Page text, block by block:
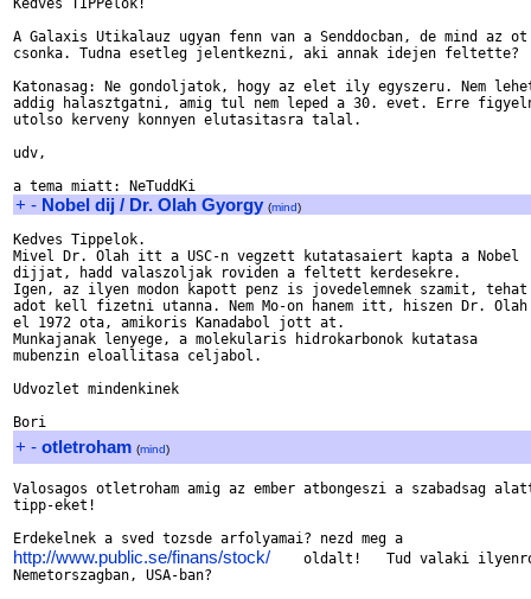
Kedves TIPPelok!
A Galaxis Utikalauz ugyan fenn van a Senddocban, de mind az
csonka. Tudna esetleg jelentkezni, aki annak idejen feltette?
Katonasag: Ne gondoljatok, hogy az elet ily egyszeru. Nem
addig halasztgatni, amig tul nem leped a 30. evet. Erre
utolso kerveny konnyen elutasitasra talal.
udv,
+ - Nobel dij / Dr. Olah Gyorgy (mind)
Kedves Tippelok.
Mivel Dr. Olah itt a USC-n vegzett kutatasaiert kapta a Nobel
dijjat, hadd valaszoljak roviden a feltett kerdesekre.
Igen, az ilyen modon kapott penz is jovedelemnek szamit,
adot kell fizetni utanna. Nem Mo-on hanem itt, hiszen Dr.
el 1972 ota, amikoris Kanadabol jott at.
Munkajanak lenyege, a molekularis hidrokarbonok kutatasa
mubenzin eloallitasa celjabol.
Udvozlet mindenkinek
+ - otletroham (mind)
Valosagos otletroham amig az ember atbongeszi a szabadsag
tipp-eket!
http://www.public.se/finans/stock/
oldalt!   Tud valaki
Nemetorszagban, USA-ban?